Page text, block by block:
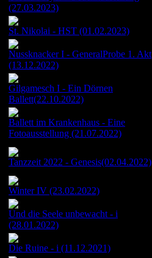
(27.03.2023)
St. Nikolai - HST (01.02.2023)
Nussknacker I - GeneralProbe 1. Akt
(13.12.2022)
Gilgamesch I - Ein Dörnen
Ballett(22.10.2022)
Ballett im Krankenhaus - Eine
Fotoausstellung (21.07.2022)
Tanzzeit 2022 - Genesis(02.04.2022)
Winter IV (23.02.2022)
Und die Seele unbewacht - i
(28.01.2022)
Die Ruine - i (11.12.2021)